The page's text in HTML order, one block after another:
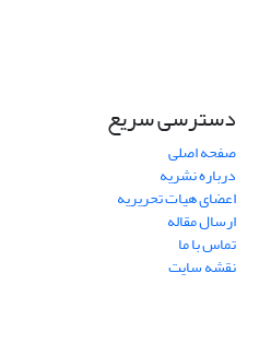
دسترسی سریع
صفحه اصلی
درباره نشریه
اعضای هیات تحریریه
ارسال مقاله
تماس با ما
نقشه سایت